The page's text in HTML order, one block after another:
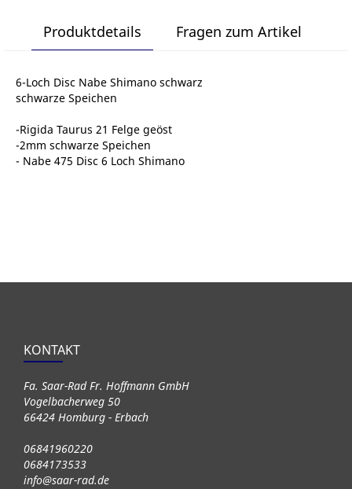
Produktdetails Fragen zum Artikel
6-Loch Disc Nabe Shimano schwarz
schwarze Speichen
-Rigida Taurus 21 Felge geöst
-2mm schwarze Speichen
- Nabe 475 Disc 6 Loch Shimano
KONTAKT
Fa. Saar-Rad Fr. Hoffmann GmbH
Vogelbacherweg 50
66424 Homburg - Erbach
06841960220
0684173533
info@saar-rad.de